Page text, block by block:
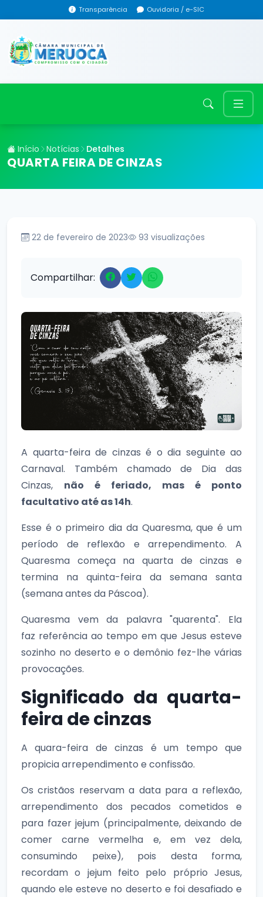
Transparência Ouvidoria / e-SIC
Início Notícias Detalhes
QUARTA FEIRA DE CINZAS
22 de fevereiro de 2023 93 visualizações
Compartilhar:
A quarta-feira de cinzas é o dia seguinte ao
Carnaval. Também chamado de Dia das
Cinzas, não é feriado, mas é ponto
facultativo até as 14h.
Esse é o primeiro dia da Quaresma, que é um
período de reflexão e arrependimento. A
Quaresma começa na quarta de cinzas e
termina na quinta-feira da semana santa
(semana antes da Páscoa).
Quaresma vem da palavra "quarenta". Ela
faz referência ao tempo em que Jesus esteve
sozinho no deserto e o demônio fez-lhe várias
provocações.
Significado da quarta-
feira de cinzas
A quara-feira de cinzas é um tempo que
propicia arrependimento e confissão.
Os cristãos reservam a data para a reflexão,
arrependimento dos pecados cometidos e
para fazer jejum (principalmente, deixando de
comer carne vermelha e, em vez dela,
consumindo peixe), pois desta forma,
recordam o jejum feito pelo próprio Jesus,
quando ele esteve no deserto e foi desafiado e